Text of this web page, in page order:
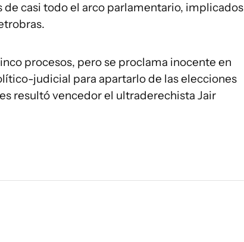
casi todo el arco parlamentario, implicados
procesos, pero se proclama inocente en
judicial para apartarlo de las elecciones
resultó vencedor el ultraderechista Jair